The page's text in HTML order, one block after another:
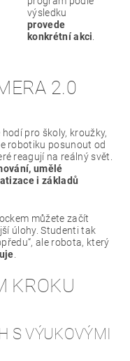
výsledku
provede
konkrétní akci
2.0
pro školy, kroužky,
robotiku posunout od
reagují na reálný svět.
umělé
i základů
můžete začít
úlohy. Studenti tak
ale robota, který
KROKU
S VÝUKOVÝMI